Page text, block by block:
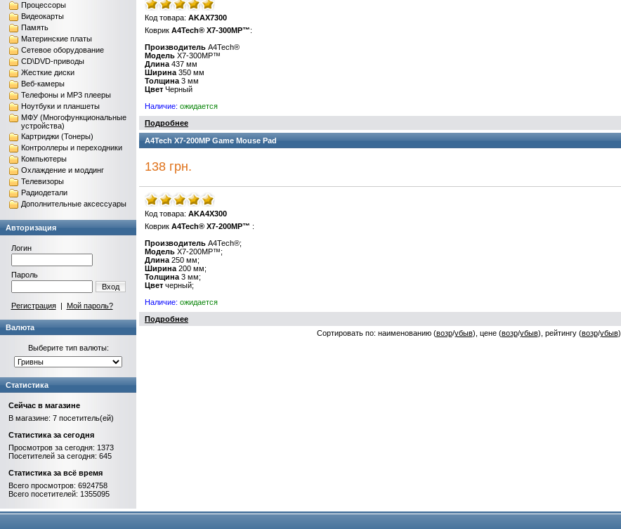
Процессоры
Видеокарты
Память
Материнские платы
Сетевое оборудование
CD\DVD-приводы
Жесткие диски
Веб-камеры
Телефоны и MP3 плееры
Ноутбуки и планшеты
МФУ (Многофункциональные
устройства)
Картриджи (Тонеры)
Контроллеры и переходники
Компьютеры
Охлаждение и моддинг
Телевизоры
Радиодетали
Дополнительные аксессуары
Авторизация
Логин
Пароль
Вход
Регистрация| Мой пароль?
Валюта
Выберите тип валюты:
Статистика
Сейчас в магазине
В магазине: 7 посетитель(ей)
Статистика за сегодня
Просмотров за сегодня: 1373
Посетителей за сегодня: 645
Статистика за всё время
Всего просмотров: 6924758
Всего посетителей: 1355095
Код товара: AKAX7300
Коврик A4Tech® X7-300MP™:
Производитель A4Tech®
Модель X7-300MP™
Длина 437 мм
Ширина 350 мм
Толщина 3 мм
Цвет Черный
Наличие: ожидается
Подробнее
A4Tech X7-200MP Game Mouse Pad
138 грн.
Код товара: AKA4X300
Коврик A4Tech® X7-200MP™ :
Производитель A4Tech®;
Модель X7-200MP™;
Длина 250 мм;
Ширина 200 мм;
Толщина 3 мм;
Цвет черный;
Наличие: ожидается
Подробнее
Сортировать по: наименованию (возр/убыв), цене (возр/убыв), рейтингу (возр/убыв)